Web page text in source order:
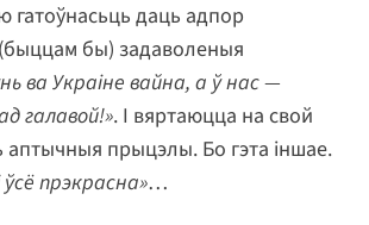
гатоўнасьць даць адпор
(быццам бы) задаволеныя
ва Украіне вайна, а ў нас —
галавой!». І вяртаюцца на свой
аптычныя прыцэлы. Бо гэта іншае.
прэкрасна»…